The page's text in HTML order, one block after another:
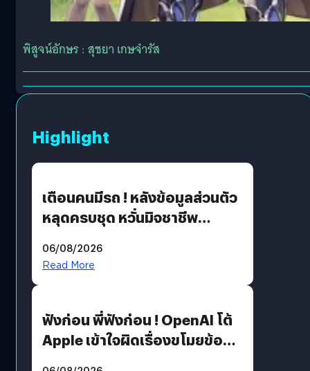
พิสูจน์อักษร : สุชยา เกษจำรัส
Highlight
เตือนคนมีรถ ! หลังข้อมูลส่วนตัว
หลุดครบชุด หวั่นมิจชาชีพ
รหัสผ่านหลุด ไม่ใช่แฮ็กเกอร์
06/08/2026
Read More
ฟังก่อน พี่ฟังก่อน ! OpenAI โต้
Apple เข้าใจผิดเรื่องขโมยข้อมูล